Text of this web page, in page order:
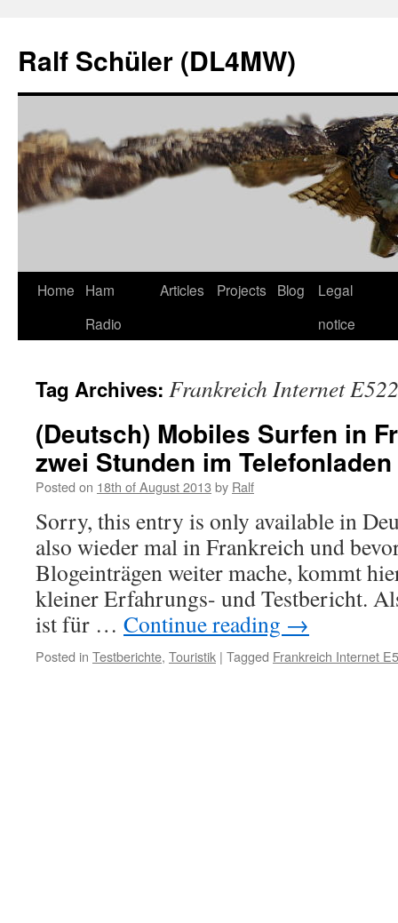
content
Ralf Schüler (DL4MW)
Home
Ham
Radio
Articles Projects Blog
Legal
notice
Tag Archives: Frankreich Internet
(Deutsch) Mobiles Surfen in
zwei Stunden im
Posted on 18th of August 2013 by Ralf
Sorry, this entry is only available in
also wieder mal in Frankreich und
Blogeinträgen weiter mache, kommt
kleiner Erfahrungs- und Testbericht.
ist für … Continue reading →
Posted in Testberichte, Touristik | Tagged Frankreich Internet